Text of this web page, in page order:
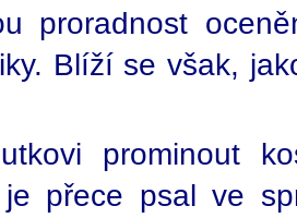
proradnost
Blíží se však,
prominout
přece psal ve